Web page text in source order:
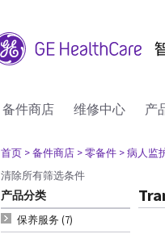
备件商店 维修中心 产
首页 > 备件商店 > 零备件 > 病人监
清除所有筛选条件
产品分类
保养服务 (7)